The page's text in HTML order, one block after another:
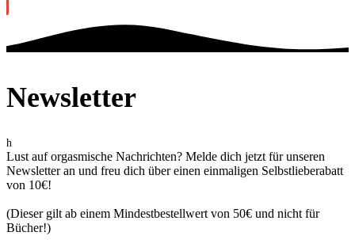
Newsletter
h
Lust auf orgasmische Nachrichten? Melde dich jetzt für unseren
Newsletter an und freu dich über einen einmaligen Selbstlieberabatt
von 10€!
(Dieser gilt ab einem Mindestbestellwert von 50€ und nicht für
Bücher!)